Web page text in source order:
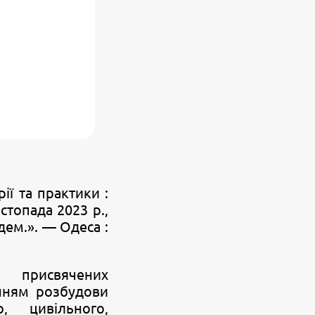
та практики :
2023 р.,
— Одеса :
розбудови
цивільного,